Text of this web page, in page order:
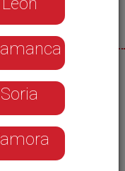
de los más
Un
y toda una
experiencia de
Soria